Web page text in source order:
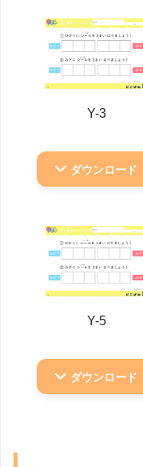
Y-3
ダウンロード
Y-5
ダウンロード